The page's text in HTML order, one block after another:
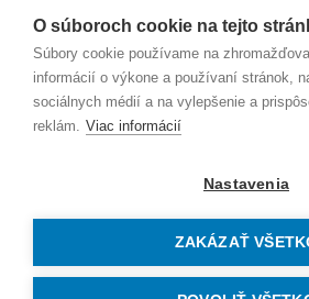
O súboroch cookie na tejto
Súbory cookie používame na
informácií o výkone a používaní stránok,
sociálnych médií a na vylepšenie a
reklám. Viac informácií
Nastavenia
ZAKÁZAŤ
Reklamačný poriadok
Montáž autohifi
Formulár na odstúpenie od zmluvy
Sledujte nás
Vytvorené na mieru od